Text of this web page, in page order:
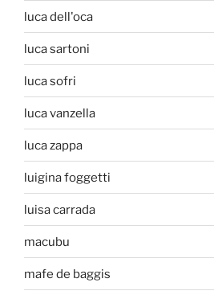
luca dell'oca
luca sartoni
luca sofri
luca vanzella
luca zappa
luigina foggetti
luisa carrada
macubu
mafe de baggis